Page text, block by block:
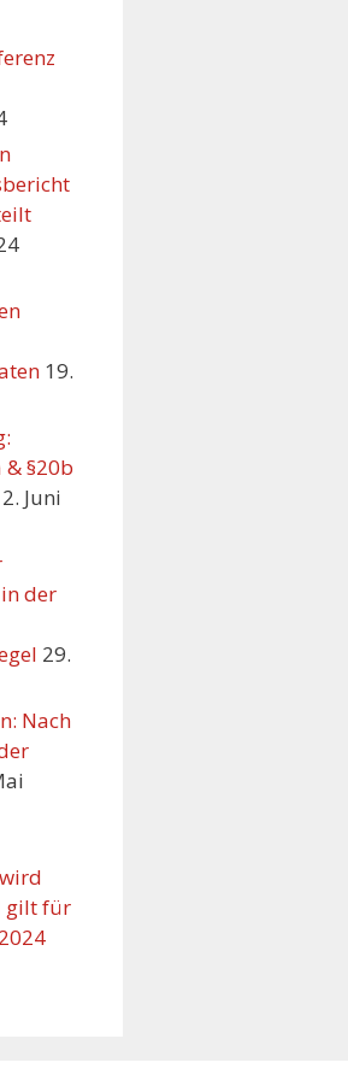
19.
& §20b
2. Juni
der
29.
Nach
gilt für